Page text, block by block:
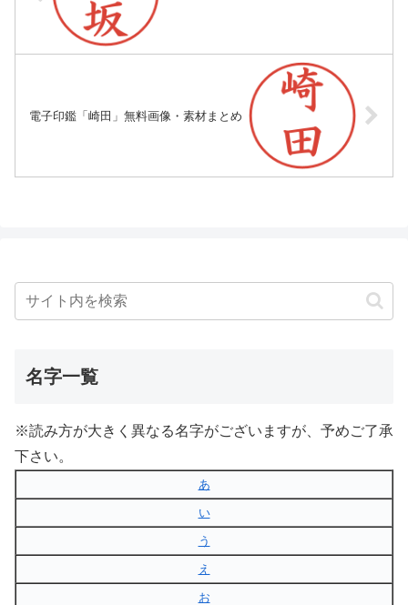
電子印鑑「崎田」無料画像・素材まとめ
名字一覧
※読み方が大きく異なる名字がございますが、予めご了承
下さい。
あ
い
う
え
お